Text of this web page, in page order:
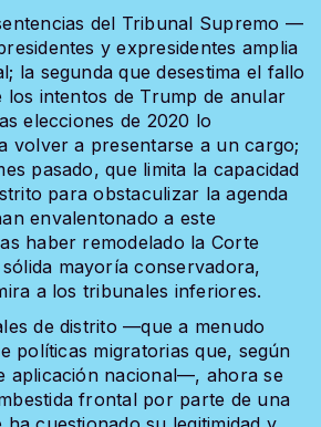
del Tribunal Supremo —
y expresidentes amplia
la segunda que desestima el fallo
los intentos de Trump de anular
elecciones de 2020 lo
volver a presentarse a un cargo;
pasado, que limita la capacidad
para obstaculizar la agenda
envalentonado a este
haber remodelado la Corte
mayoría conservadora,
a los tribunales inferiores.
de distrito —que a menudo
políticas migratorias que, según
aplicación nacional—, ahora se
frontal por parte de una